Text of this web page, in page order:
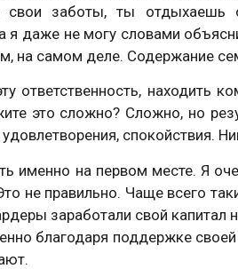
заботы, ты отдыхаешь
даже не могу словами
на самом деле. Содержание
ответственность,
это сложно? Сложно, но
удовлетворения, спокойствия.
именно на первом месте. Я
не правильно. Чаще всего
заработали свой капитал
благодаря поддержке